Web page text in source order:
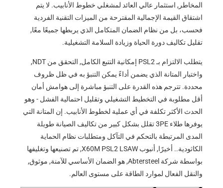
المخاطر, استثمار عالي العائد لمشغلي خطوط الأنابيب. لا يتم
اشتقاق القيمة الإجمالية المقترحة من الميزات التقنية الفردية
فحسب، بل من نظام الضمان المتكامل الذي يربطها جميعًا معًا,
تقليل تكاليف دورة الحياة وزيادة السلامة التشغيلية.
يتطلب الالتزام بـ PSL2 إمكانية التتبع الكامل, التحقق من NDT,
واختبار المتانة الذي يضمن أداءً يمكن التنبؤ به في ظل ظروف
محددة. تترجم هذه القدرة على التنبؤ مباشرة إلى هوامش أمان
أقل مطلوبة في التخطيط التشغيلي وتقليل احتمالية الفشل - وهو
الحدث الأكثر تكلفة في أي عملية لخطوط الأنابيب. إن المتانة التي
يوفرها طلاء 3PE تقلل بشكل كبير من تكاليف الصيانة طويلة
المدى المرتبطة بالتحكم في التآكل ومتطلبات نظام الحماية
الكاثودية.. أخيرًا, أنبوب X60M PSL2 LSAW, تم تصنيعها وتغليفها
بواسطة شركة Abtersteel, هو الضمان الأساسي للآمنة, موثوق,
والنقل الفعال لموارد الطاقة على مستوى العالم.